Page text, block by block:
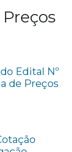
Edital Nº
de Preços